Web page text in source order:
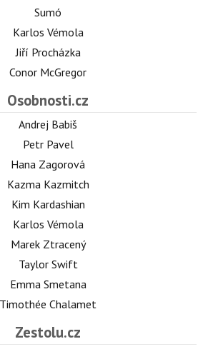
Sumó
Karlos Vémola
Jiří Procházka
Conor McGregor
Osobnosti.cz
Andrej Babiš
Petr Pavel
Hana Zagorová
Kazma Kazmitch
Kim Kardashian
Karlos Vémola
Marek Ztracený
Taylor Swift
Emma Smetana
Timothée Chalamet
Zestolu.cz